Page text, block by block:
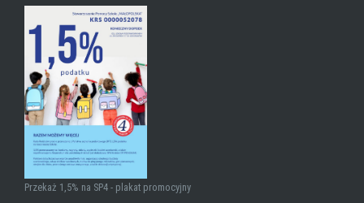
Przekaż 1,5% na SP4 - plakat promocyjny